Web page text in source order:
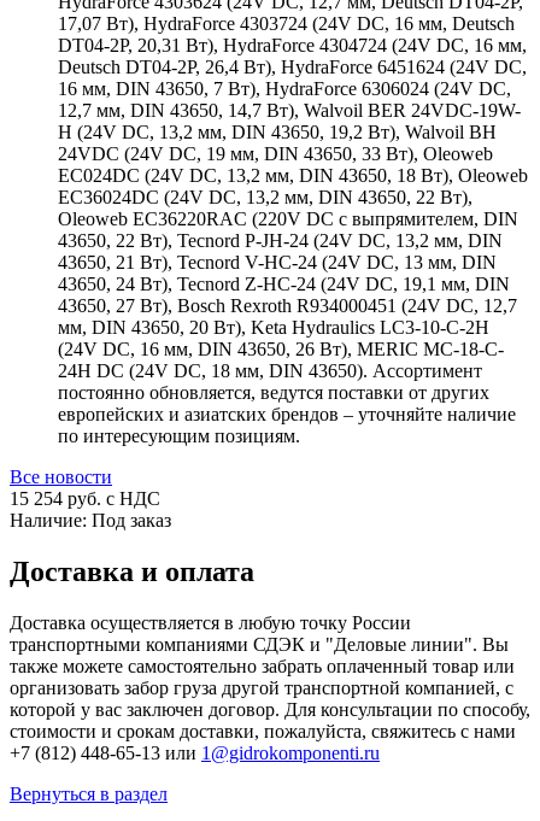
17,07 Вт), HydraForce 4303724 (24V DC, 16 мм, Deutsch
DT04-2P, 20,31 Вт), HydraForce 4304724 (24V DC, 16 мм,
Deutsch DT04-2P, 26,4 Вт), HydraForce 6451624 (24V DC,
16 мм, DIN 43650, 7 Вт), HydraForce 6306024 (24V DC,
12,7 мм, DIN 43650, 14,7 Вт), Walvoil BER 24VDC-19W-
H (24V DC, 13,2 мм, DIN 43650, 19,2 Вт), Walvoil BH
24VDC (24V DC, 19 мм, DIN 43650, 33 Вт), Oleoweb
EC024DC (24V DC, 13,2 мм, DIN 43650, 18 Вт), Oleoweb
EC36024DC (24V DC, 13,2 мм, DIN 43650, 22 Вт),
Oleoweb EC36220RAC (220V DC с выпрямителем, DIN
43650, 22 Вт), Tecnord P-JH-24 (24V DC, 13,2 мм, DIN
43650, 21 Вт), Tecnord V-HC-24 (24V DC, 13 мм, DIN
43650, 24 Вт), Tecnord Z-HC-24 (24V DC, 19,1 мм, DIN
43650, 27 Вт), Bosch Rexroth R934000451 (24V DC, 12,7
мм, DIN 43650, 20 Вт), Keta Hydraulics LC3-10-C-2H
(24V DC, 16 мм, DIN 43650, 26 Вт), MERIC MC-18-C-
24H DC (24V DC, 18 мм, DIN 43650). Ассортимент
постоянно обновляется, ведутся поставки от других
европейских и азиатских брендов – уточняйте наличие
по интересующим позициям.
Все новости
15 254 руб. с НДС
Наличие: Под заказ
Доставка и оплата
Доставка осуществляется в любую точку России
транспортными компаниями СДЭК и "Деловые линии". Вы
также можете самостоятельно забрать оплаченный товар или
организовать забор груза другой транспортной компанией, с
которой у вас заключен договор. Для консультации по способу,
стоимости и срокам доставки, пожалуйста, свяжитесь с нами
+7 (812) 448-65-13 или 1@gidrokomponenti.ru
Вернуться в раздел